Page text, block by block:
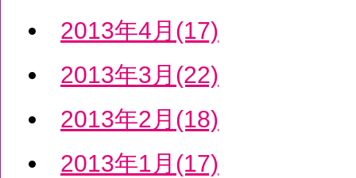
2013年4月(17)
2013年3月(22)
2013年2月(18)
2013年1月(17)